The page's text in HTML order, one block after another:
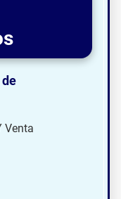
Venta